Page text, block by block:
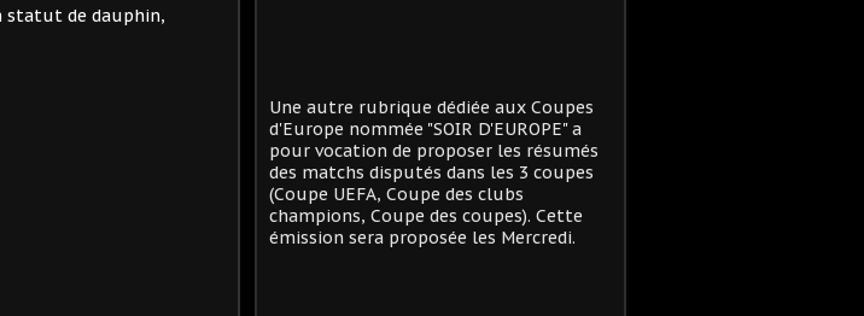
statut de dauphin,
Une autre rubrique dédiée aux Coupes
d'Europe nommée "SOIR D'EUROPE" a
pour vocation de proposer les résumés
des matchs disputés dans les 3 coupes
(Coupe UEFA, Coupe des clubs
champions, Coupe des coupes). Cette
émission sera proposée les Mercredi.